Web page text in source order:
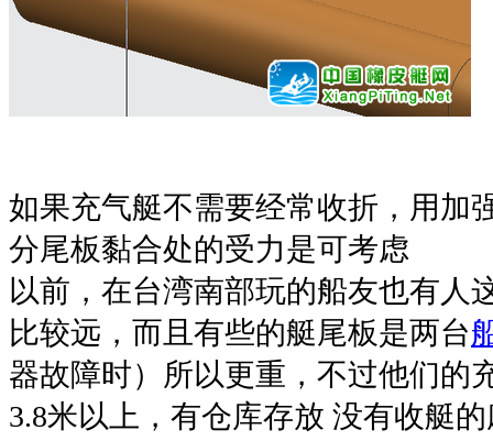
如果充气艇不需要经常收折，用加
分尾板黏合处的受力是可考虑
以前，在台湾南部玩的船友也有人
比较远，而且有些的艇尾板是两台
器故障时）所以更重，不过他们的
3.8米以上，有仓库存放 没有收艇